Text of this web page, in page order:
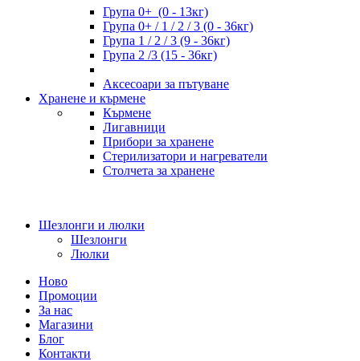
Група 0+ (0 - 13кг)
Група 0+ / 1 / 2 / 3 (0 - 36кг)
Група 1 / 2 / 3 (9 - 36кг)
Група 2 /3 (15 - 36кг)
Аксесоари за пътуване
Хранене и кърмене
Кърмене
Лигавници
Прибори за хранене
Стерилизатори и нагреватели
Столчета за хранене
Шезлонги и люлки
Шезлонги
Люлки
Ново
Промоции
За нас
Магазини
Блог
Контакти